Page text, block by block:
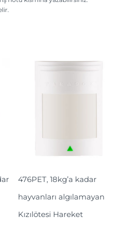
476PET, 18kg’a kadar
hayvanları algılamayan
Kızılötesi Hareket